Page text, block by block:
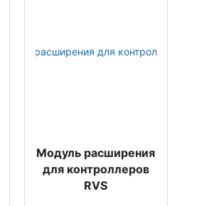
Модуль расширения
для контроллеров
RVS